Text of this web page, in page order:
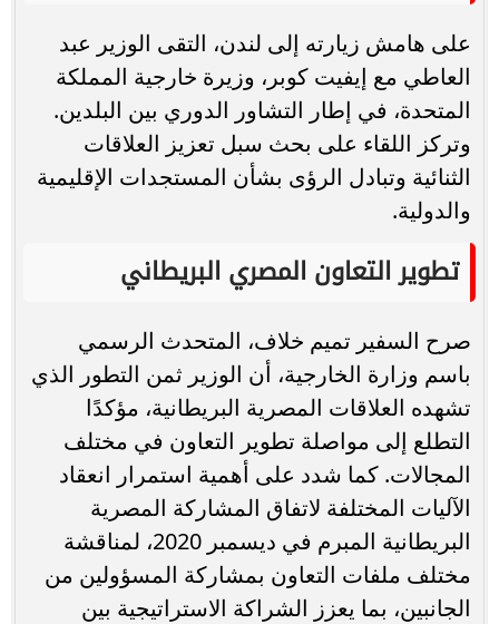
على هامش زيارته إلى لندن، التقى الوزير عبد
العاطي مع إيفيت كوبر، وزيرة خارجية المملكة
المتحدة، في إطار التشاور الدوري بين البلدين.
وتركز اللقاء على بحث سبل تعزيز العلاقات
الثنائية وتبادل الرؤى بشأن المستجدات الإقليمية
والدولية.
تطوير التعاون المصري البريطاني
صرح السفير تميم خلاف، المتحدث الرسمي
باسم وزارة الخارجية، أن الوزير ثمن التطور الذي
تشهده العلاقات المصرية البريطانية، مؤكدًا
التطلع إلى مواصلة تطوير التعاون في مختلف
المجالات. كما شدد على أهمية استمرار انعقاد
الآليات المختلفة لاتفاق المشاركة المصرية
البريطانية المبرم في ديسمبر 2020، لمناقشة
مختلف ملفات التعاون بمشاركة المسؤولين من
الجانبين، بما يعزز الشراكة الاستراتيجية بين